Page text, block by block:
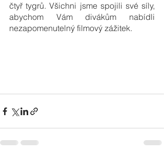
čtyř tygrů. Všichni jsme spojili své síly,
abychom Vám divákům nabídli
nezapomenutelný filmový zážitek.